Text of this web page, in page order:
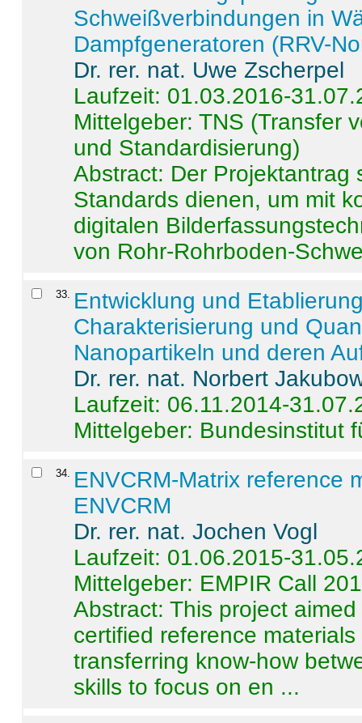
Schweißverbindungen in
Dampfgeneratoren (RRV-
Dr. rer. nat. Uwe Zscherpel
Laufzeit: 01.03.2016-
Mittelgeber: TNS (Transfer
und Standardisierung)
Abstract: Der Projektantrag
Standards dienen, um mit
digitalen
von Rohr-Rohrboden-
33. Entwicklung und
Charakterisierung und
Nanopartikeln und deren
Dr. rer. nat. Norbert
Laufzeit: 06.11.2014-
Mittelgeber: Bundesinstitut
34. ENVCRM-Matrix reference
ENVCRM
Dr. rer. nat. Jochen Vogl
Laufzeit: 01.06.2015-
Mittelgeber: EMPIR Call
Abstract:This project
certified reference
transferring know-how
skills to focus on en ...